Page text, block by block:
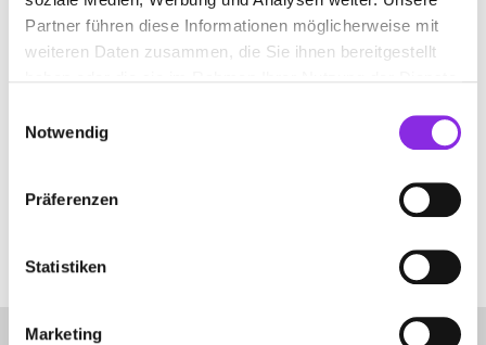
Partner führen diese Informationen möglicherweise mit
weiteren Daten zusammen, die Sie ihnen bereitgestellt
Notwendig
Präferenzen
Statistiken
Marketing
LUFT- UND RAUMFAHRTUNTERNEHMEN
Es sieht so aus, als ob wir nicht finden konnten, wonach du gesucht
hast. Möglicherweise hilft eine Suche.